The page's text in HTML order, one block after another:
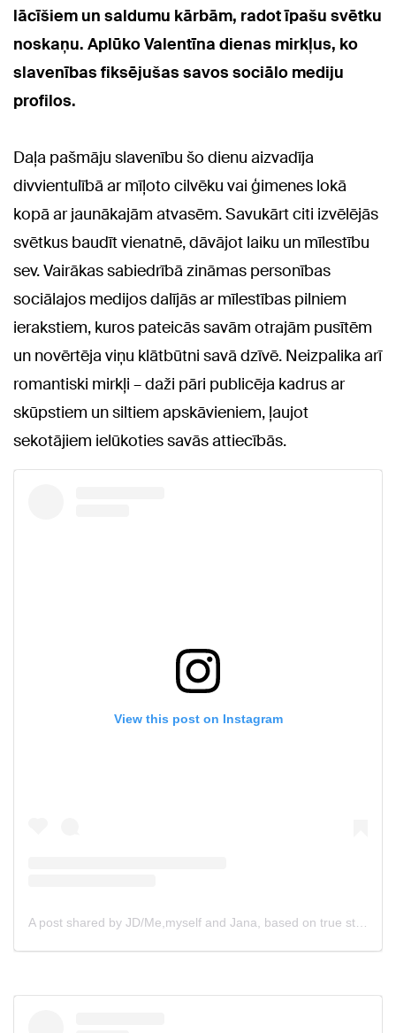
lācīšiem un saldumu kārbām, radot īpašu svētku
noskaņu. Aplūko Valentīna dienas mirkļus, ko
slavenības fiksējušas savos sociālo mediju
profilos.
Daļa pašmāju slavenību šo dienu aizvadīja
divvientulībā ar mīļoto cilvēku vai ģimenes lokā
kopā ar jaunākajām atvasēm. Savukārt citi izvēlējās
svētkus baudīt vienatnē, dāvājot laiku un mīlestību
sev. Vairākas sabiedrībā zināmas personības
sociālajos medijos dalījās ar mīlestības pilniem
ierakstiem, kuros pateicās savām otrajām pusītēm
un novērtēja viņu klātbūtni savā dzīvē. Neizpalika arī
romantiski mirkļi – daži pāri publicēja kadrus ar
skūpstiem un siltiem apskāvieniem, ļaujot
sekotājiem ielūkoties savās attiecībās.